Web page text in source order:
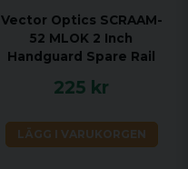
Vector Optics SCRAAM-
52 MLOK 2 Inch
Handguard Spare Rail
225 kr
LÄGG I VARUKORGEN